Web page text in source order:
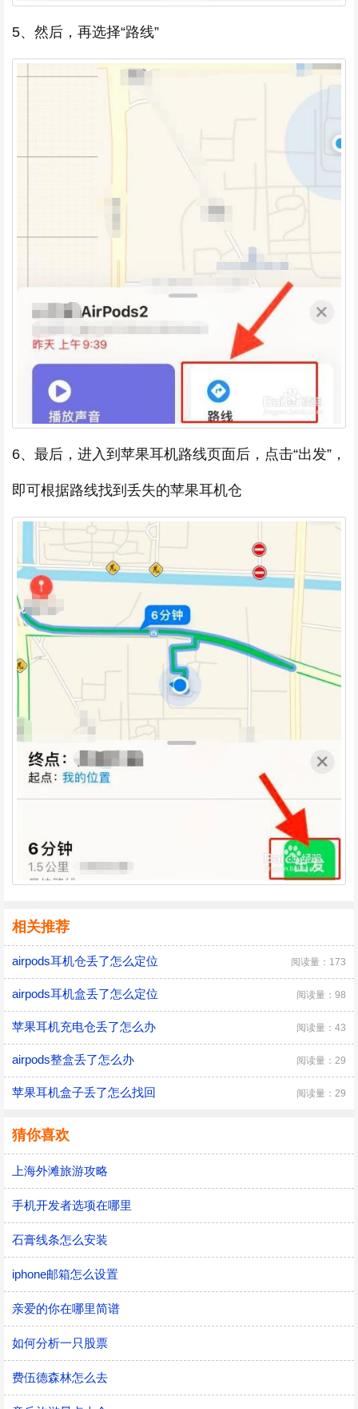
5、然后，再选择“路线”
6、最后，进入到苹果耳机路线页面后，点击“出发”，
即可根据路线找到丢失的苹果耳机仓
相关推荐
airpods耳机仓丢了怎么定位 阅读量：173
airpods耳机盒丢了怎么定位 阅读量：98
苹果耳机充电仓丢了怎么办 阅读量：43
airpods整盒丢了怎么办 阅读量：29
苹果耳机盒子丢了怎么找回 阅读量：29
猜你喜欢
上海外滩旅游攻略
手机开发者选项在哪里
石膏线条怎么安装
iphone邮箱怎么设置
亲爱的你在哪里简谱
如何分析一只股票
费伍德森林怎么去